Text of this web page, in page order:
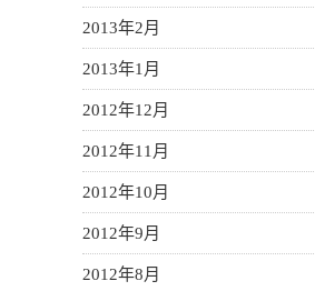
2013年2月
2013年1月
2012年12月
2012年11月
2012年10月
2012年9月
2012年8月